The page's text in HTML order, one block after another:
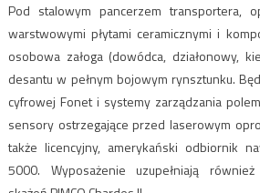
Pod stalowym pancerzem transportera,
warstwowymi płytami ceramicznymi i
osobowa załoga (dowódca, działonowy,
desantu w pełnym bojowym rynsztunku.
cyfrowej Fonet i systemy zarządzania
sensory ostrzegające przed laserowym
także licencyjny, amerykański odbiornik
5000. Wyposażenie uzupełniają